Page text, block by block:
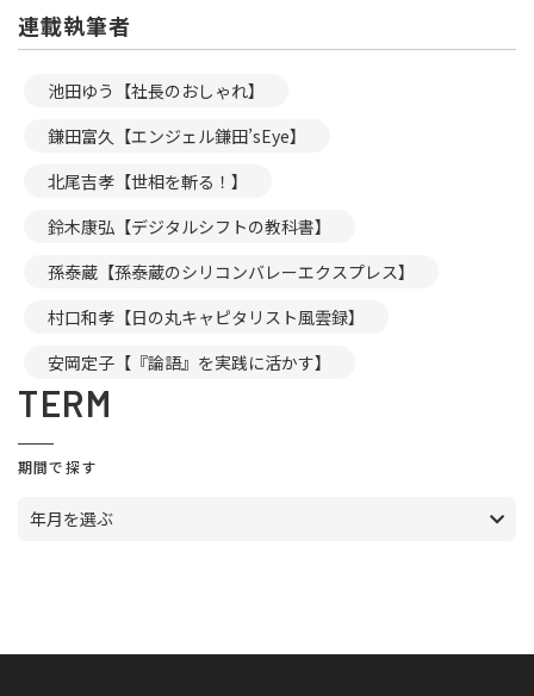
連載執筆者
池田ゆう【社長のおしゃれ】
鎌田富久【エンジェル鎌田’sEye】
北尾吉孝【世相を斬る！】
鈴木康弘【デジタルシフトの教科書】
孫泰蔵【孫泰蔵のシリコンバレーエクスプレス】
村口和孝【日の丸キャピタリスト風雲録】
安岡定子【『論語』を実践に活かす】
TERM
期間で探す
年月を選ぶ